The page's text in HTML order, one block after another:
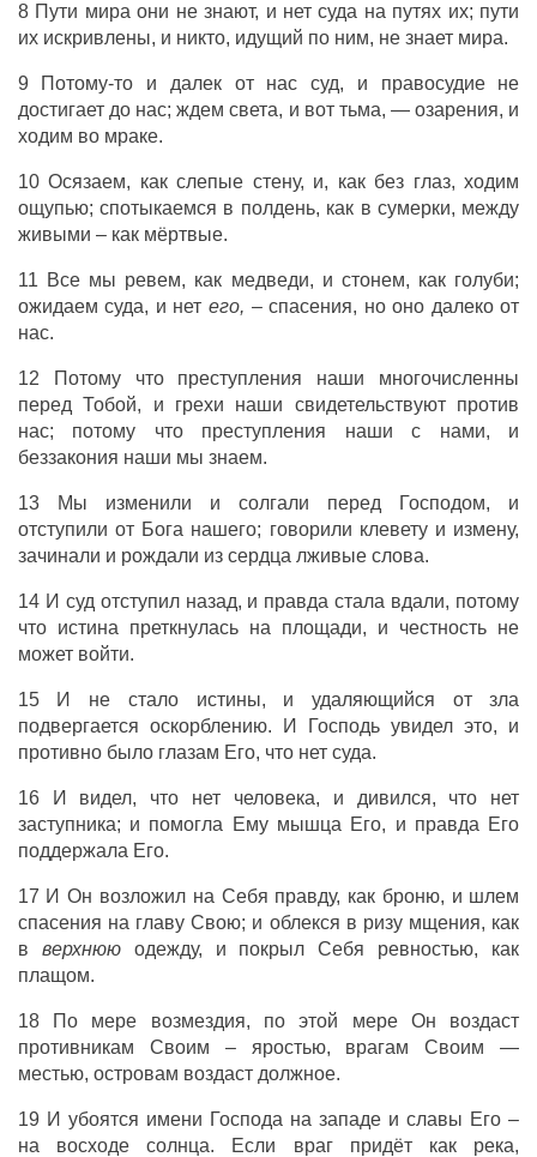
8 Пути мира они не знают, и нет суда на путях их; пути
их искривлены, и никто, идущий по ним, не знает мира.
9 Потому-то и далек от нас суд, и правосудие не
достигает до нас; ждем света, и вот тьма, — озарения, и
ходим во мраке.
10 Осязаем, как слепые стену, и, как без глаз, ходим
ощупью; спотыкаемся в полдень, как в сумерки, между
живыми – как мёртвые.
11 Все мы ревем, как медведи, и стонем, как голуби;
ожидаем суда, и нет его, –спасения, но оно далеко от
нас.
12 Потому что преступления наши многочисленны
перед Тобой, и грехи наши свидетельствуют против
нас; потому что преступления наши с нами, и
беззакония наши мы знаем.
13 Мы изменили и солгали перед Господом, и
отступили от Бога нашего; говорили клевету и измену,
зачинали и рождали из сердца лживые слова.
14 И суд отступил назад, и правда стала вдали, потому
что истина преткнулась на площади, и честность не
может войти.
15 И не стало истины, и удаляющийся от зла
подвергается оскорблению. И Господь увидел это, и
противно было глазам Его, что нет суда.
16 И видел, что нет человека, и дивился, что нет
заступника; и помогла Ему мышца Его, и правда Его
поддержала Его.
17 И Он возложил на Себя правду, как броню, и шлем
спасения на главу Свою; и облекся в ризу мщения, как
в верхнююодежду, и покрыл Себя ревностью, как
плащом.
18 По мере возмездия, по этой мере Он воздаст
противникам Своим – яростью, врагам Своим —
местью, островам воздаст должное.
19 И убоятся имени Господа на западе и славы Его –
на восходе солнца. Если враг придёт как река,